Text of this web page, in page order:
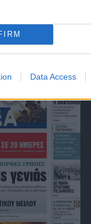
Data Access
ΣΗΜΕΡΑ